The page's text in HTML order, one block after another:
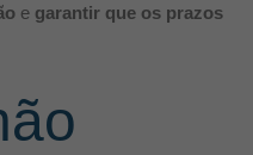
e garantir que os prazos